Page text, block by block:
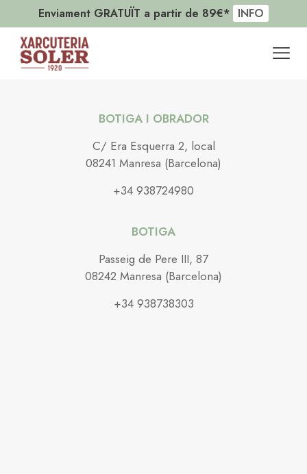
Enviament GRATUÏT a partir de 89€* INFO
BOTIGA I OBRADOR
C/ Era Esquerra 2, local
08241 Manresa (Barcelona)
+34 938724980
BOTIGA
Passeig de Pere III, 87
08242 Manresa (Barcelona)
+34 938738303